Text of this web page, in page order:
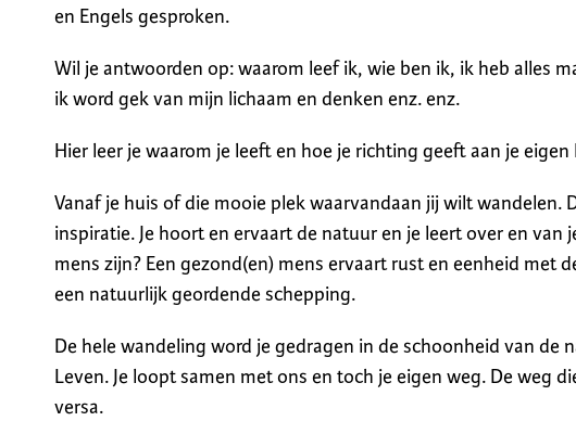
en Engels gesproken.
Wil je antwoorden op: waarom leef ik, wie ben ik, ik heb alles
ik word gek van mijn lichaam en denken enz. enz.
Hier leer je waarom je leeft en hoe je richting geeft aan je eigen
Vanaf je huis of die mooie plek waarvandaan jij wilt wandelen.
inspiratie. Je hoort en ervaart de natuur en je leert over en van
mens zijn? Een gezond(en) mens ervaart rust en eenheid met
een natuurlijk geordende schepping.
De hele wandeling word je gedragen in de schoonheid van de
Leven. Je loopt samen met ons en toch je eigen weg. De weg
versa.